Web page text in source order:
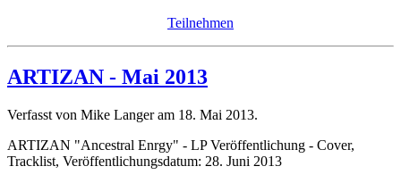
Teilnehmen
ARTIZAN - Mai 2013
Verfasst von Mike Langer am 18. Mai 2013.
ARTIZAN "Ancestral Enrgy" - LP Veröffentlichung - Cover,
Tracklist, Veröffentlichungsdatum: 28. Juni 2013